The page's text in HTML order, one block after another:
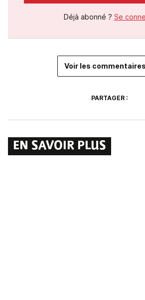
Déjà abonné ? Se
Voir les commentaires
PARTAGER :
EN SAVOIR PLUS